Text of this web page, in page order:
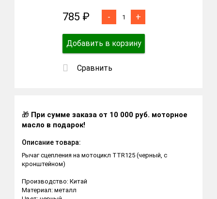
785 ₽ - +
Добавить в корзину
Сравнить
🎁 При сумме заказа от 10 000 руб. моторное
масло в подарок!
Описание товара:
Рычаг сцепления на мотоцикл TTR125 (черный, с
кронштейном)
Производство: Китай
Материал: металл